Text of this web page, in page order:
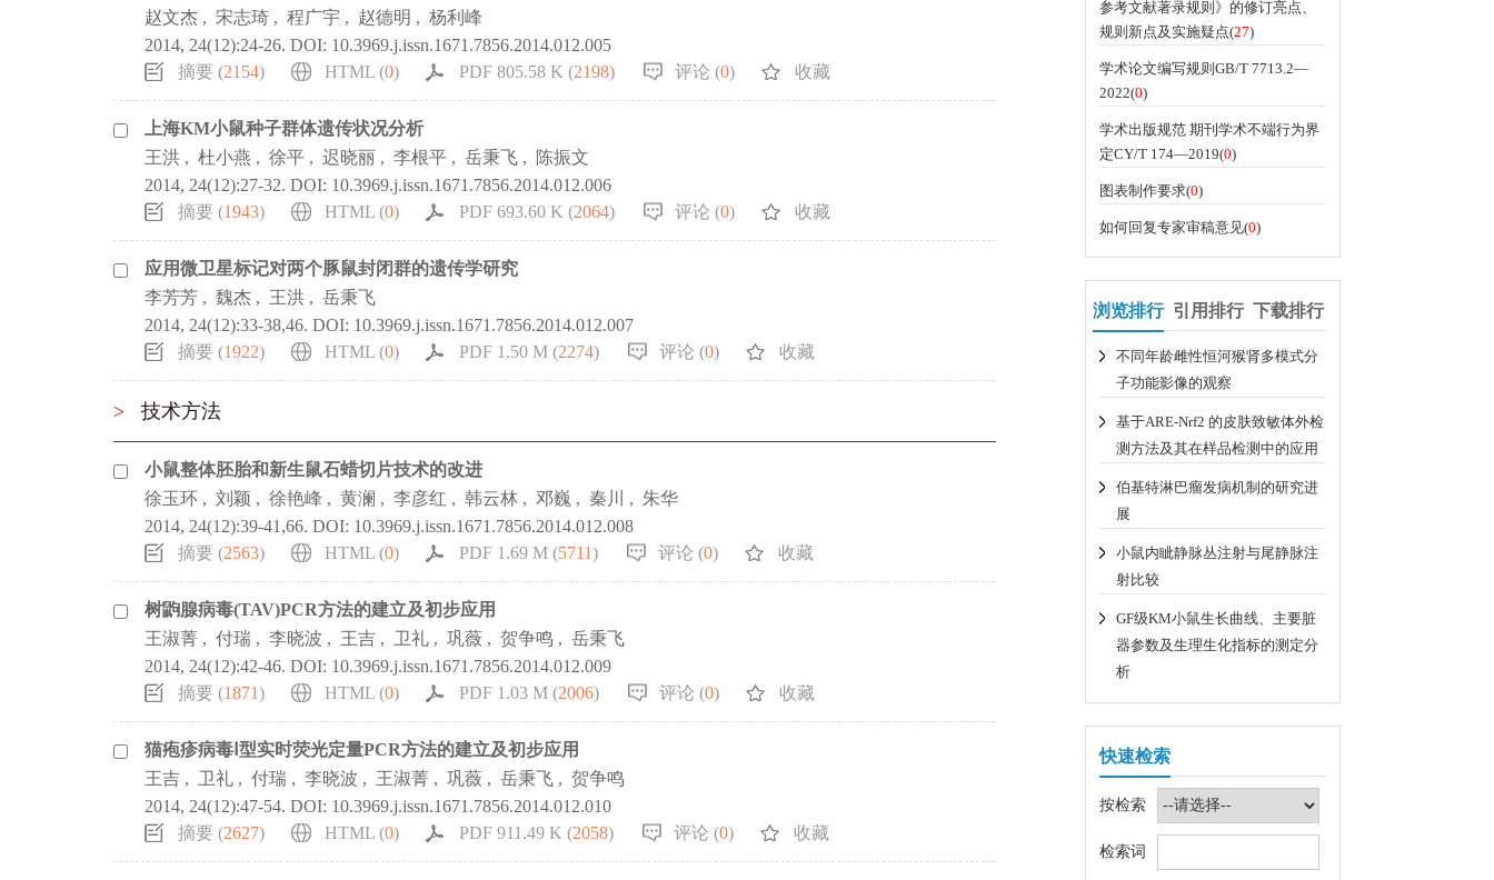
赵文杰 , 宋志琦 , 程广宇 , 赵德明 , 杨利峰
2014, 24(12):24-26. DOI: 10.3969.j.issn.1671.7856.2014.012.005
摘要 (2154) HTML (0) PDF 805.58 K (2198) 评论 (0) 收藏
上海KM小鼠种子群体遗传状况分析
王洪 , 杜小燕 , 徐平 , 迟晓丽 , 李根平 , 岳秉飞 ,
陈振文
2014, 24(12):27-32. DOI: 10.3969.j.issn.1671.7856.2014.012.006
摘要 (1943) HTML (0) PDF 693.60 K (2064) 评论 (0) 收藏
应用微卫星标记对两个豚鼠封闭群的遗传学研究
李芳芳 , 魏杰 , 王洪 , 岳秉飞
2014, 24(12):33-38,46. DOI: 10.3969.j.issn.1671.7856.2014.012.007
摘要 (1922) HTML (0) PDF 1.50 M (2274) 评论 (0) 收藏
> 技术方法
小鼠整体胚胎和新生鼠石蜡切片技术的改进
徐玉环 , 刘颖 , 徐艳峰 , 黄澜 , 李彦红 , 韩云林 , 邓巍 , 秦川 , 朱华
2014, 24(12):39-41,66. DOI: 10.3969.j.issn.1671.7856.2014.012.008
摘要 (2563) HTML (0) PDF 1.69 M (5711) 评论 (0) 收藏
树鼩腺病毒(TAV)PCR方法的建立及初步应用
王淑菁 , 付瑞 , 李晓波 , 王吉 , 卫礼 , 巩薇 , 贺争鸣 , 岳秉飞
2014, 24(12):42-46. DOI: 10.3969.j.issn.1671.7856.2014.012.009
摘要 (1871) HTML (0) PDF 1.03 M (2006) 评论 (0) 收藏
猫疱疹病毒Ⅰ型实时荧光定量PCR方法的建立及初步应用
王吉 , 卫礼 , 付瑞 , 李晓波 , 王淑菁 , 巩薇 , 岳秉飞 , 贺争鸣
2014, 24(12):47-54. DOI: 10.3969.j.issn.1671.7856.2014.012.010
摘要 (2627) HTML (0) PDF 911.49 K (2058) 评论 (0) 收藏
参考文献著录规则》的修订亮点、
规则新点及实施疑点(27)
学术论文编写规则GB/T 7713.2—
2022(0)
学术出版规范 期刊学术不端行为界
定CY/T 174—2019(0)
图表制作要求(0)
如何回复专家审稿意见(0)
浏览排行 引用排行 下载排行
不同年龄雌性恒河猴肾多模式分
子功能影像的观察
基于ARE-Nrf2 的皮肤致敏体外检
测方法及其在样品检测中的应用
伯基特淋巴瘤发病机制的研究进
展
小鼠内眦静脉丛注射与尾静脉注
射比较
GF级KM小鼠生长曲线、主要脏
器参数及生理生化指标的测定分
析
快速检索
按检索
检索词